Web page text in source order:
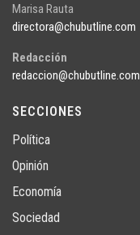
Marisa Rauta
directora@chubutline.com
Redacción
redaccion@chubutline.com
SECCIONES
Política
Opinión
Economía
Sociedad